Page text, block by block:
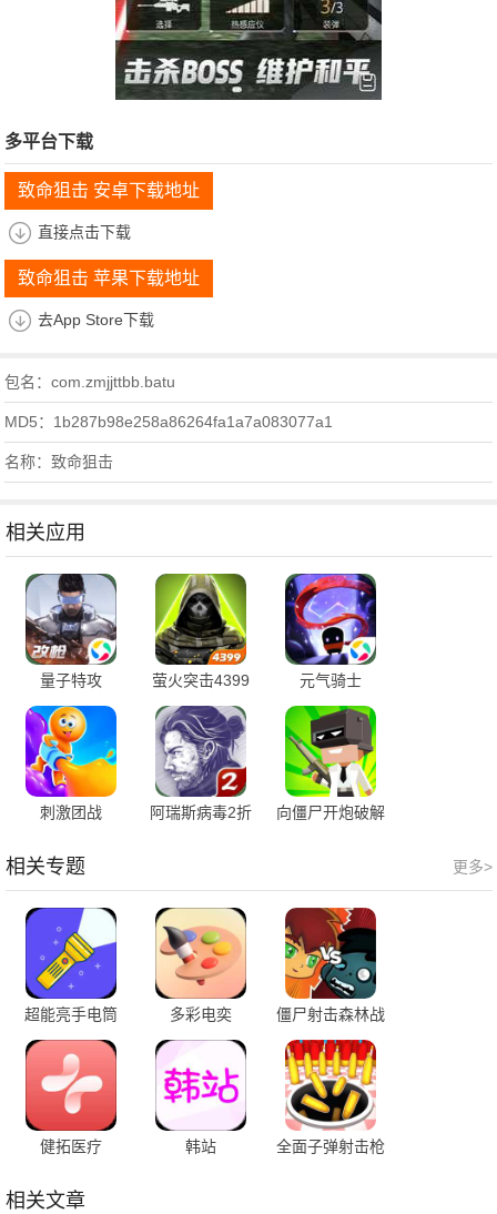
多平台下载
致命狙击 安卓下载地址
直接点击下载
致命狙击 苹果下载地址
去App Store下载
包名：com.zmjjttbb.batu
MD5：1b287b98e258a86264fa1a7a083077a1
名称：致命狙击
相关应用
量子特攻
萤火突击4399
版
元气骑士
刺激团战
阿瑞斯病毒2折
向僵尸开炮破解
更多>
相关专题
超能亮手电筒 多彩电奕
僵尸射击森林战
争
健拓医疗 韩站
全面子弹射击枪
相关文章